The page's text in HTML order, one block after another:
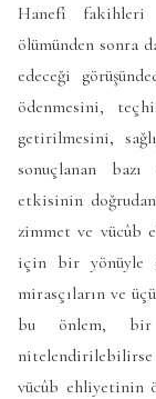
Hanefî
ölümünden sonra
edeceği
ödenmesini,
getirilmesini,
sonuçlanan bazı
etkisinin
zimmet ve vücûb
için bir yönüyle
mirasçıların ve
bu önlem,
vücûb ehliyetinin